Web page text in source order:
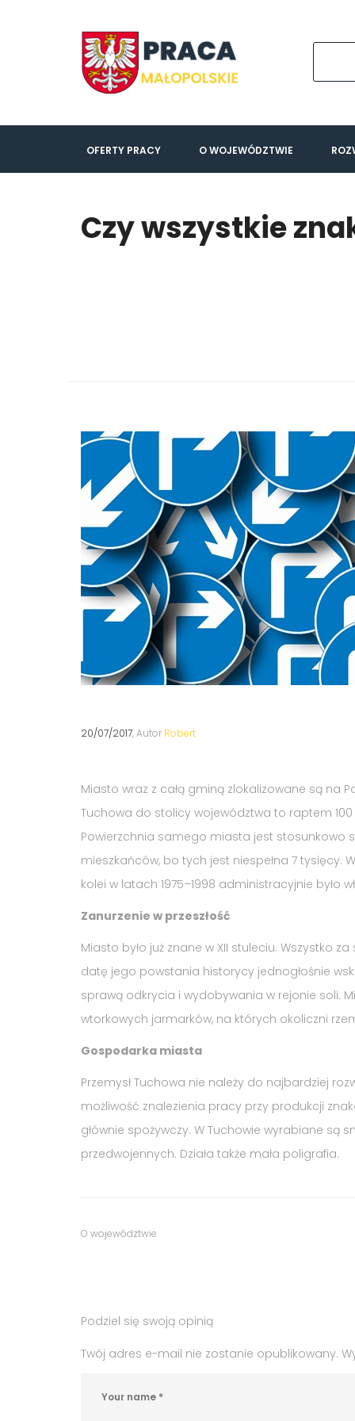
OFERTY PRACY O WOJEWÓDZTWIE
Czy wszystkie
20/07/2017, Autor Robert
Miasto wraz z całą gminą zlokalizowane są na
Tuchowa do stolicy województwa to raptem
Powierzchnia samego miasta jest stosunkowo
mieszkańców, bo tych jest niespełna 7 tysięcy.
kolei w latach 1975–1998 administracyjnie było
Zanurzenie w przeszłość
Miasto było już znane w XII stuleciu. Wszystko
datę jego powstania historycy jednogłośnie
sprawą odkrycia i wydobywania w rejonie soli.
wtorkowych jarmarków, na których okoliczni
Gospodarka miasta
Przemysł Tuchowa nie należy do najbardziej
możliwość znalezienia pracy przy produkcji
głównie spożywczy. W Tuchowie wyrabiane
przedwojennych. Działa także mała poligrafia.
Tags
Tuchów,
praca
Tuchowie ,
Category
O województwie
Podziel się swoją opinią
Twój adres e-mail nie zostanie opublikowany.